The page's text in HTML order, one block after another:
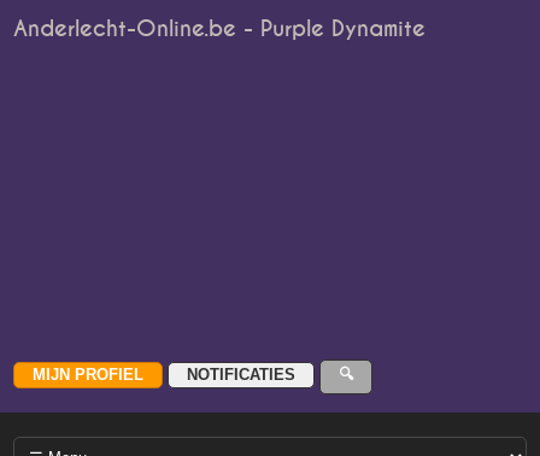
Anderlecht-Online.be - Purple Dynamite